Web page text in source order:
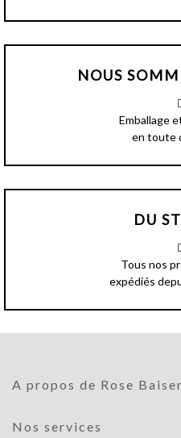
NOUS
Emballage
en toute
DU
Tous nos
expédiés
A propos de Rose Baiser
Nos services